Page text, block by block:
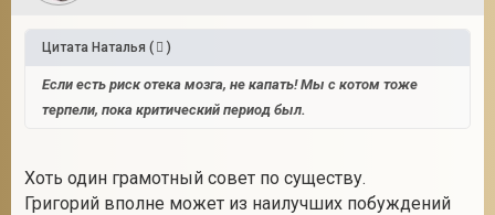
Цитата Наталья ( )
Если есть риск отека мозга, не капать! Мы с котом тоже
терпели, пока критический период был.
Хоть один грамотный совет по существу.
Григорий вполне может из наилучших побуждений